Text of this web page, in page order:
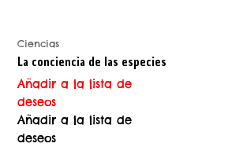
Ciencias
La conciencia de las especies
Añadir a la lista de
deseos
Añadir a la lista de
deseos